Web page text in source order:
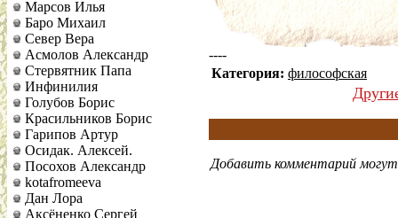
Марсов Илья
Баро Михаил
Север Вера
Асмолов Александр
Стервятник Папа
Инфинилия
Голубов Борис
Красильников Борис
Гарипов Артур
Осидак. Алексей.
Посохов Александр
kotafromeeva
Дан Лора
Аксёненко Сергей
----
Категория: философская
Добавить комментарий